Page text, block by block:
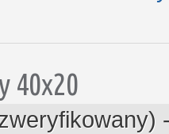
40x20